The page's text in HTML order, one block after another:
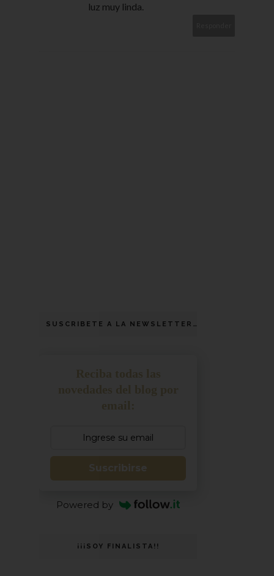
luz muy linda.
SUSCRIBETE A LA NEWSLETTER
Suscribirse
Powered by
¡¡¡SOY FINALISTA!!